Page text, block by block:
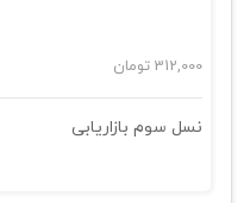
312,000 تومان
نسل سوم بازاریابی